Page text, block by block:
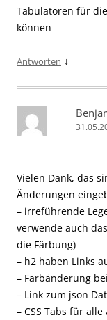
Tabulatoren für
können
Antworten ↓
Vielen Dank, das
Änderungen
– irreführende
verwende auch
die Färbung)
– h2 haben Links
– Farbänderung
– Link zum json
– CSS Tabs für